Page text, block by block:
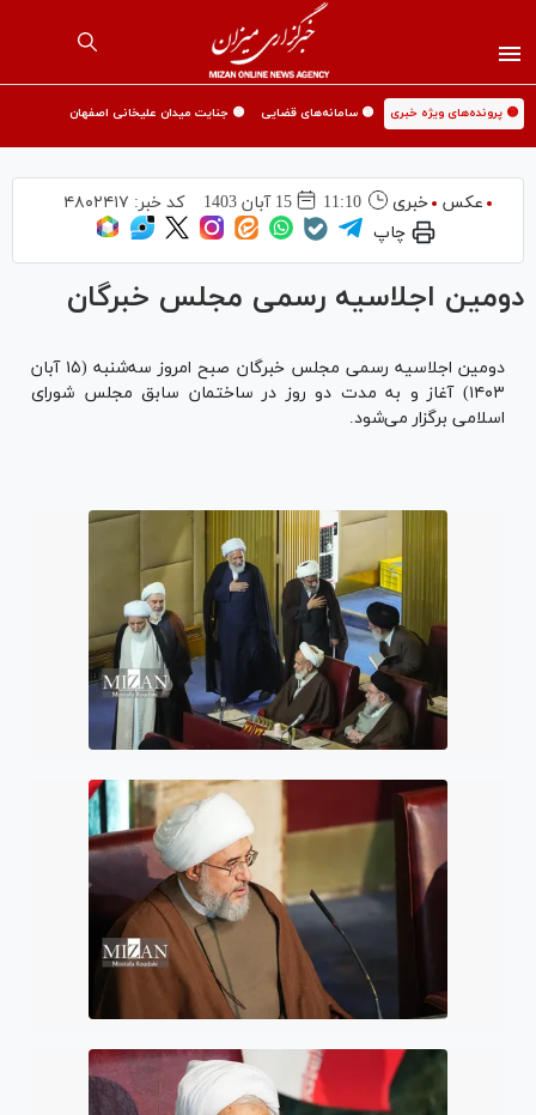
🟡 پرونده‌های ویژه خبری 🟡 سامانه‌های قضایی 🟡 جنایت میدان علیخانی اصفهان
عکس خبری 11:10 15 آبان 1403 کد خبر: ۴۸۰۲۴۱۷
چاپ
دومین اجلاسیه رسمی مجلس خبرگان
دومین اجلاسیه رسمی مجلس خبرگان صبح امروز سه‌شنبه (۱۵ آبان
۱۴۰۳) آغاز و به مدت دو روز در ساختمان سابق مجلس شورای
اسلامی برگزار می‌شود.